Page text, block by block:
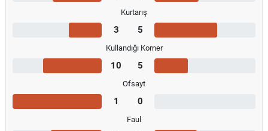
Kurtarış
3 5
Kullandığı Korner
10 5
Ofsayt
1 0
Faul